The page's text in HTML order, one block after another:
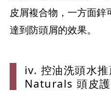
皮屑複合物，一方面鋅
達到防頭屑的效果。
iv. 控油洗頭水
Naturals 頭皮